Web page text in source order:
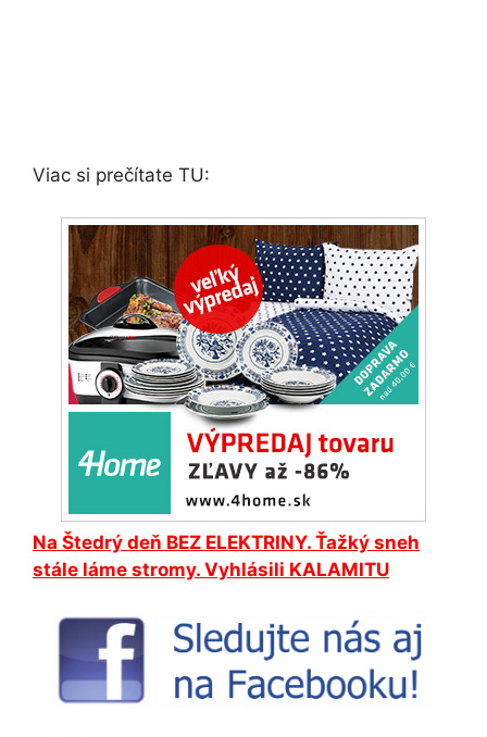
Viac si prečítate TU:
Na Štedrý deň BEZ ELEKTRINY. Ťažký sneh
stále láme stromy. Vyhlásili KALAMITU